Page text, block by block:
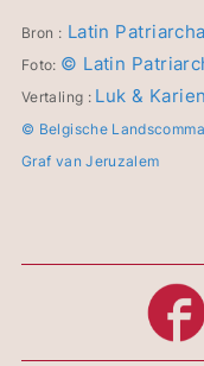
Bron : Latin
Foto: © Latin
Vertaling : Luk &
© Belgische
Graf van Jeruzalem